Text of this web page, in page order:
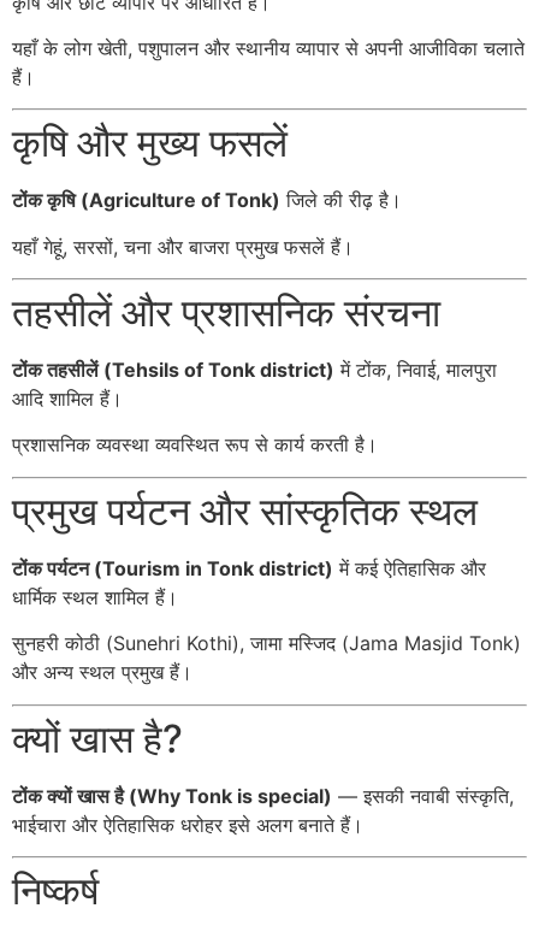
यहाँ के लोग खेती, पशुपालन और स्थानीय व्यापार से अपनी आजीविका चलाते
हैं।
कृषि और मुख्य फसलें
टोंक कृषि (Agriculture of Tonk) जिले की रीढ़ है।
यहाँ गेहूं, सरसों, चना और बाजरा प्रमुख फसलें हैं।
तहसीलें और प्रशासनिक संरचना
टोंक तहसीलें (Tehsils of Tonk district) में टोंक, निवाई, मालपुरा
आदि शामिल हैं।
प्रशासनिक व्यवस्था व्यवस्थित रूप से कार्य करती है।
प्रमुख पर्यटन और सांस्कृतिक स्थल
टोंक पर्यटन (Tourism in Tonk district) में कई ऐतिहासिक और
धार्मिक स्थल शामिल हैं।
सुनहरी कोठी (Sunehri Kothi), जामा मस्जिद (Jama Masjid Tonk)
और अन्य स्थल प्रमुख हैं।
क्यों खास है?
टोंक क्यों खास है (Why Tonk is special) — इसकी नवाबी संस्कृति,
भाईचारा और ऐतिहासिक धरोहर इसे अलग बनाते हैं।
निष्कर्ष